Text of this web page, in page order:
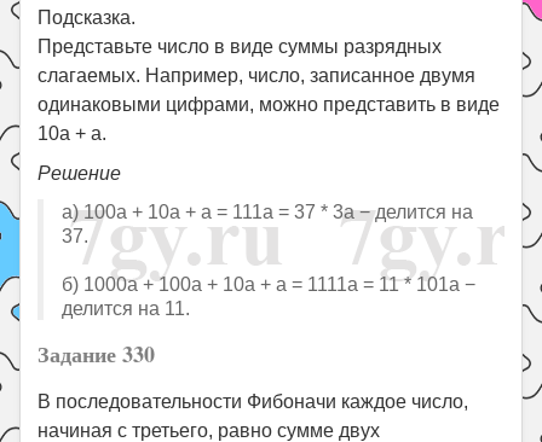
Подсказка.
Представьте число в виде суммы разрядных
слагаемых. Например, число, записанное двумя
одинаковыми цифрами, можно представить в виде
10a + a.
Решение
а) 100a + 10a + a = 111a = 37 * 3a − делится на
37.
б) 1000a + 100a + 10a + a = 1111a = 11 * 101a −
делится на 11.
Задание 330
В последовательности Фибоначи каждое число,
начиная с третьего, равно сумме двух